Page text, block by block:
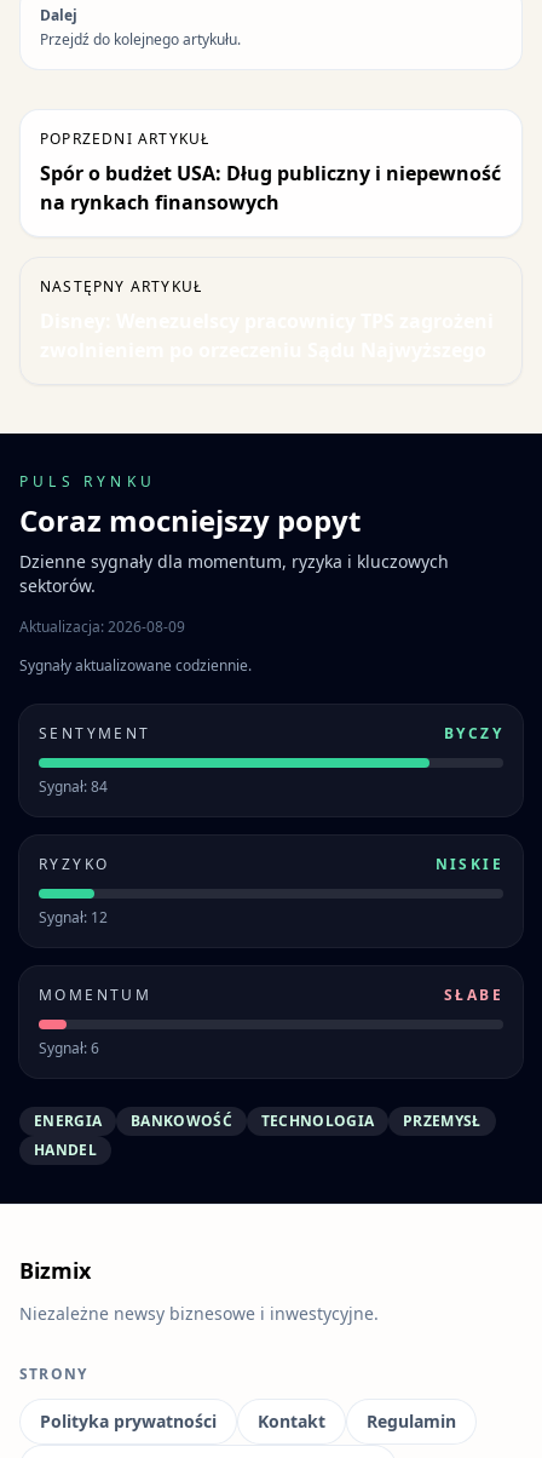
Dalej
Przejdź do kolejnego artykułu.
POPRZEDNI ARTYKUŁ
Spór o budżet USA: Dług publiczny i niepewność
na rynkach finansowych
NASTĘPNY ARTYKUŁ
PULS RYNKU
Coraz mocniejszy popyt
Dzienne sygnały dla momentum, ryzyka i kluczowych
sektorów.
Aktualizacja: 2026-08-09
Sygnały aktualizowane codziennie.
SENTYMENT BYCZY
Sygnał: 84
RYZYKO NISKIE
Sygnał: 12
MOMENTUM SŁABE
Sygnał: 6
ENERGIA BANKOWOŚĆ TECHNOLOGIA
PRZEMYSŁ
HANDEL
Bizmix
Niezależne newsy biznesowe i inwestycyjne.
STRONY
Polityka prywatności Kontakt
Regulamin